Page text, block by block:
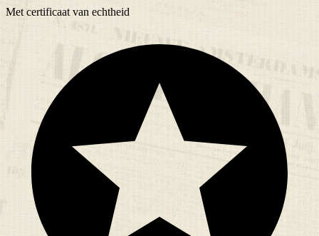
Met certificaat van echtheid